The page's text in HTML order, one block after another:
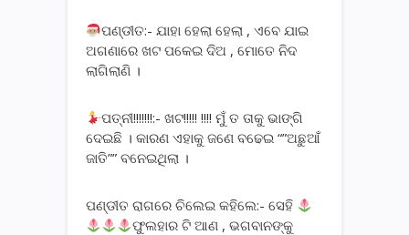
ପଣ୍ଡୀତ:- ଯାହା ହେଲା ହେଲା , ଏବେ ଯାଇ
ଅଗଣାରେ ଖଟ ପକେଇ ଦିଅ , ମୋତେ ନିଦ
ଲାଗିଲାଣି ।
ପତ୍ନୀ!!!!!!!:- ଖଟ!!!!! !!!! ମୁଁ ତ ତାକୁ ଭାଙ୍ଗି
ଦେଇଛି । କାରଣ ଏହାକୁ ଜଣେ ବଢେଇ “”ଅଛୁଆଁ
ଜାତି”” ବନେଇଥିଲା ।
ପଣ୍ଡୀତ ରାଗରେ ଚିଲେଇ କହିଲେ:- ସେହି
ଫୁଲହାର ଟି ଆଣ , ଭଗବାନଙ୍କୁ